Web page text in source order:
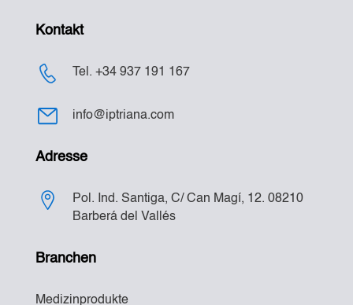
Kontakt
Tel. +34 937 191 167
info@iptriana.com
Adresse
Pol. Ind. Santiga, C/ Can Magí, 12. 08210
Barberá del Vallés
Branchen
Medizinprodukte